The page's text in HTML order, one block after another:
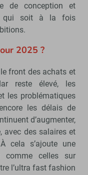
de conception et
qui soit à la fois
2025 ?
front des achats et
reste élevé, les
les problématiques
les délais de
d’augmenter,
avec des salaires et
cela s’ajoute une
comme celles sur
l’ultra fast fashion